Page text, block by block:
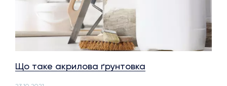
Що таке акрилова ґрунтовка